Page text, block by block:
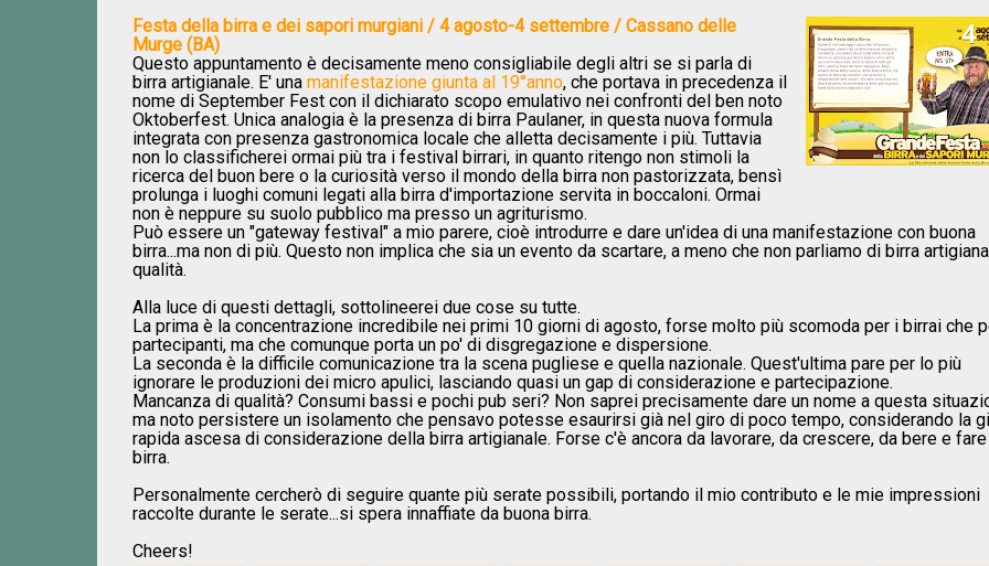
Festa della birra e dei sapori murgiani / 4 agosto-4 settembre / Cassano delle
Murge (BA)
Questo appuntamento è decisamente meno consigliabile degli altri se si parla di
birra artigianale. E' una manifestazione giunta al 19°anno, che portava in precedenza il
nome di September Fest con il dichiarato scopo emulativo nei confronti del ben noto
Oktoberfest. Unica analogia è la presenza di birra Paulaner, in questa nuova formula
integrata con presenza gastronomica locale che alletta decisamente i più. Tuttavia
non lo classificherei ormai più tra i festival birrari, in quanto ritengo non stimoli la
ricerca del buon bere o la curiosità verso il mondo della birra non pastorizzata, bensì
prolunga i luoghi comuni legati alla birra d'importazione servita in boccaloni. Ormai
non è neppure su suolo pubblico ma presso un agriturismo.
Può essere un "gateway festival" a mio parere, cioè introdurre e dare un'idea di una manifestazione con buona
birra...ma non di più. Questo non implica che sia un evento da scartare, a meno che non parliamo di birra
qualità.
Alla luce di questi dettagli, sottolineerei due cose su tutte.
La prima è la concentrazione incredibile nei primi 10 giorni di agosto, forse molto più scomoda per i birrai che
partecipanti, ma che comunque porta un po' di disgregazione e dispersione.
La seconda è la difficile comunicazione tra la scena pugliese e quella nazionale. Quest'ultima pare per lo più
ignorare le produzioni dei micro apulici, lasciando quasi un gap di considerazione e partecipazione.
Mancanza di qualità? Consumi bassi e pochi pub seri? Non saprei precisamente dare un nome a questa
ma noto persistere un isolamento che pensavo potesse esaurirsi già nel giro di poco tempo, considerando la
rapida ascesa di considerazione della birra artigianale. Forse c'è ancora da lavorare, da crescere, da bere e fare
birra.
Personalmente cercherò di seguire quante più serate possibili, portando il mio contributo e le mie impressioni
raccolte durante le serate...si spera innaffiate da buona birra.
Cheers!